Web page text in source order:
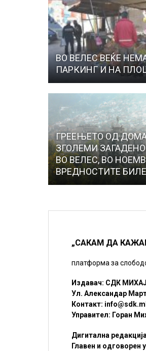
ВО ВЕЛЕС ВЕЌЕ
ПАРКИНГ И НА
ГРЕЕЊЕТО ОД
ЗГОЛЕМИ
ВО ВЕЛЕС, ВО
ВРЕДНОСТИТЕ
„САКАМ ДА
платформа за
Издавач: СДК
Ул. Александар
Контакт:
Управител: Горан
Дигитална
Главен и одговорен